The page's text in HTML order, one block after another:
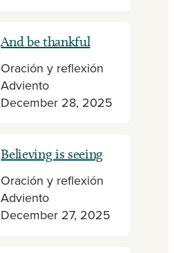
And be thankful
Oración y reflexión
Adviento
December 28, 2025
Believing is seeing
Oración y reflexión
Adviento
December 27, 2025